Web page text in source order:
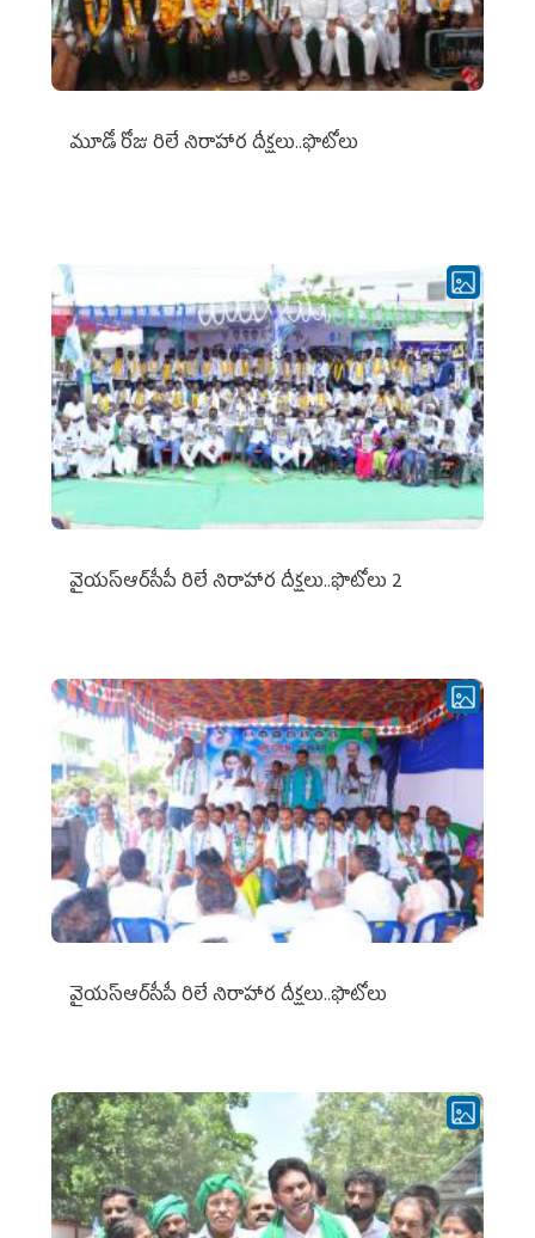
మూడో రోజు రిలే నిరాహార దీక్షలు..ఫొటోలు
వైయ‌స్ఆర్‌సీపీ రిలే నిరాహార దీక్షలు..ఫొటోలు 2
వైయ‌స్ఆర్‌సీపీ రిలే నిరాహార దీక్షలు..ఫొటోలు